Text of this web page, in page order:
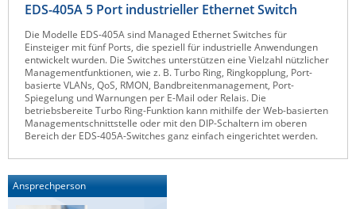
Legrand
LigoWave
Milesight
Moxa
Netio
Panorama Antennas
Power Kingdom
EDS-405A 5 Port industrieller Ethernet Switch
Die Modelle EDS-405A sind Managed Ethernet Switches für
Einsteiger mit fünf Ports, die speziell für industrielle Anwendungen
entwickelt wurden. Die Switches unterstützen eine Vielzahl nützlicher
Managementfunktionen, wie z. B. Turbo Ring, Ringkopplung, Port-
basierte VLANs, QoS, RMON, Bandbreitenmanagement, Port-
Spiegelung und Warnungen per E-Mail oder Relais. Die
betriebsbereite Turbo Ring-Funktion kann mithilfe der Web-basierten
Managementschnittstelle oder mit den DIP-Schaltern im oberen
Bereich der EDS-405A-Switches ganz einfach eingerichtet werden.
Ansprechperson